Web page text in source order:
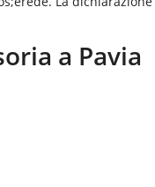
a Pavia